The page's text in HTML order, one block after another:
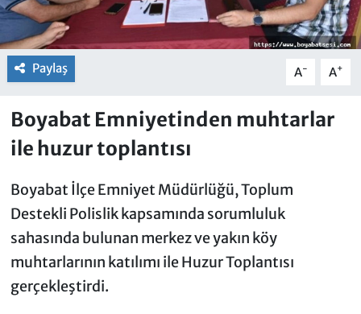
Paylaş A- A+
Boyabat Emniyetinden muhtarlar
ile huzur toplantısı
Boyabat İlçe Emniyet Müdürlüğü, Toplum
Destekli Polislik kapsamında sorumluluk
sahasında bulunan merkez ve yakın köy
muhtarlarının katılımı ile Huzur Toplantısı
gerçekleştirdi.